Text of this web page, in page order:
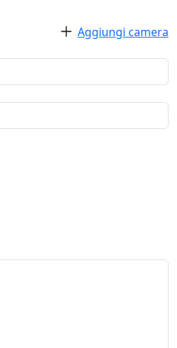
Aggiungi camera